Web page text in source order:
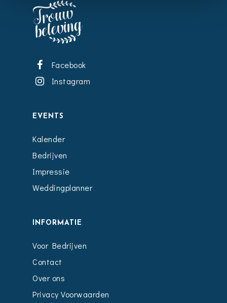
Facebook
Instagram
EVENTS
Kalender
Bedrijven
Impressie
Weddingplanner
INFORMATIE
Voor Bedrijven
Contact
Over ons
Privacy Voorwaarden